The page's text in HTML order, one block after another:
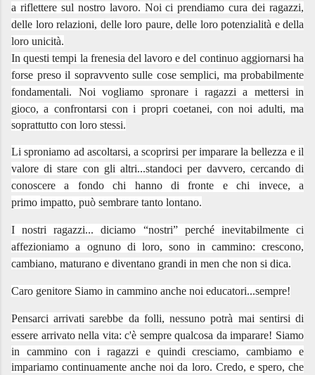
a riflettere sul nostro lavoro. Noi ci prendiamo cura dei ragazzi,
delle loro relazioni, delle loro paure, delle loro potenzialità e della
loro unicità.
In questi tempi la frenesia del lavoro e del continuo aggiornarsi ha
forse preso il sopravvento sulle cose semplici, ma probabilmente
fondamentali. Noi vogliamo spronare i ragazzi a mettersi in
gioco,a confrontarsi con i propri coetanei, con noi adulti, ma
soprattutto con loro stessi.
Li sproniamo ad ascoltarsi, a scoprirsi per imparare la bellezza e il
valore di stare con gli altri...standoci per davvero, cercando di
conoscere a fondo chi hanno di fronte e chi invece, a
primo impatto, può sembrare tanto lontano.
I nostri ragazzi... diciamo “nostri” perché inevitabilmente ci
affezioniamo a ognuno di loro, sono in cammino: crescono,
cambiano, maturano e diventano grandi in men che non si dica.
Caro genitore Siamo in cammino anche noi educatori...sempre!
Pensarci arrivati sarebbe da folli, nessuno potrà mai sentirsi di
essere arrivato nella vita: c'è sempre qualcosa da imparare! Siamo
in cammino con i ragazzi e quindi cresciamo, cambiamo e
impariamo continuamente anche noi da loro. Credo, e spero, che